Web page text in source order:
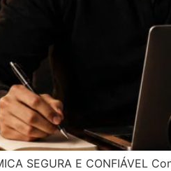
SEGURA E CONFIÁVEL